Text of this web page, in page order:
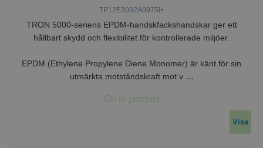
TP12E3032A0975H
TRON 5000-seriens EPDM-handskfackshandskar ger ett
hållbart skydd och flexibilitet för kontrollerade miljöer.
EPDM (Ethylene Propylene Diene Monomer) är känt för sin
utmärkta motståndskraft mot v …
Visa